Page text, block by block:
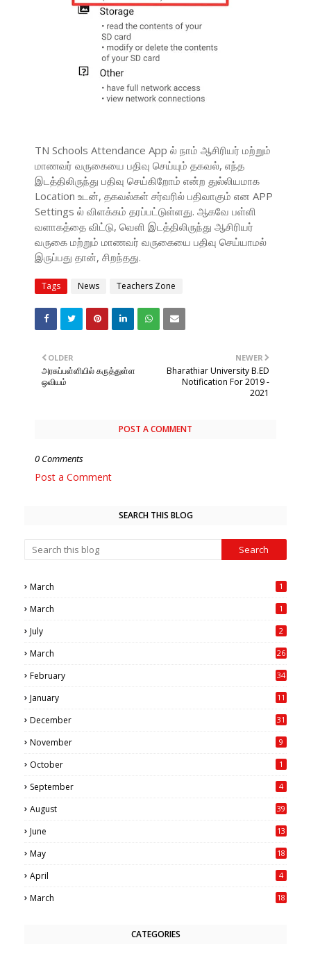
TN Schools Attendance App ல் நாம் ஆசிரியர் மற்றும்
மாணவர் வருகையை பதிவு செய்யும் தகவல், எந்த
இடத்திலிருந்து பதிவு செய்கிறோம் என்ற துல்லியமாக
Location உடன், தகவல்கள் சர்வரில் பதிவாகும் என APP
Settings ல் விளக்கம் தரப்பட்டுள்ளது. ஆகவே பள்ளி
வளாகத்தை விட்டு, வெளி இடத்திலிருந்து ஆசிரியர்
வருகை மற்றும் மாணவர் வருகையை பதிவு செய்யாமல்
இருப்பது தான், சிறந்தது.
Tags News Teachers Zone
NEWER
Bharathiar University B.ED
Notification For 2019 -
2021
OLDER
அரசுப்பள்ளியில் கருத்துள்ள
ஒவியம்
POST A COMMENT
0 Comments
Post a Comment
SEARCH THIS BLOG
March 1
March 1
July 2
March
26
February
34
January
11
December 31
November 9
October 1
September 4
August 39
June 13
May
18
April 4
March 18
CATEGORIES